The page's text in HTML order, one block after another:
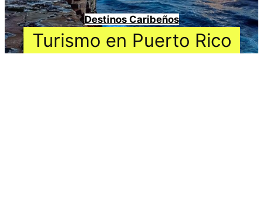
Destinos Caribeños
Turismo en Puerto Rico